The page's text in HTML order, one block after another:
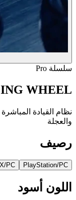
سلسلة Pro
WHEEL
والعجلة
رصيف
PlayStation/PC
PC
اللون أسود